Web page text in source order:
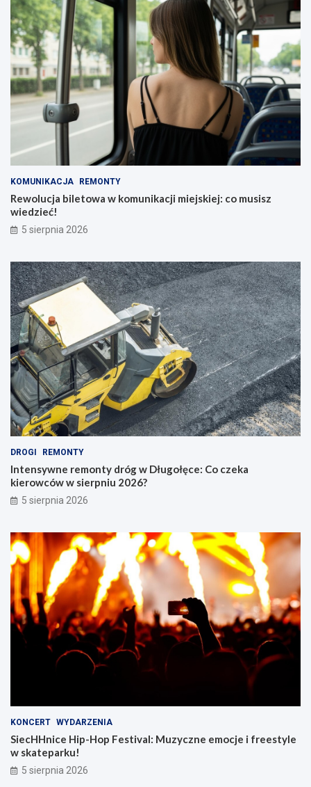
KOMUNIKACJA REMONTY
Rewolucja biletowa w komunikacji miejskiej: co musisz
wiedzieć!
5 sierpnia 2026
DROGI REMONTY
Intensywne remonty dróg w Długołęce: Co czeka
kierowców w sierpniu 2026?
5 sierpnia 2026
KONCERT WYDARZENIA
SiecHHnice Hip-Hop Festival: Muzyczne emocje i freestyle
w skateparku!
5 sierpnia 2026